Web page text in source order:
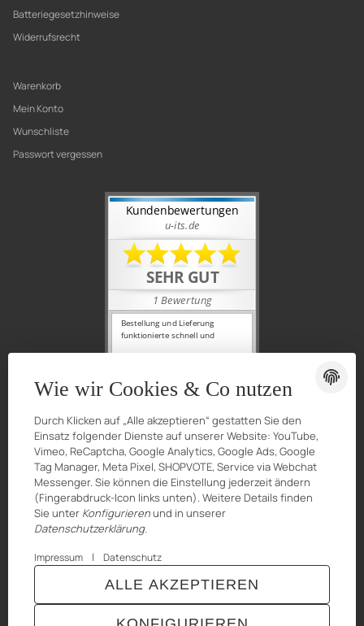
Batteriegesetzhinweise
Widerrufsrecht
Warenkorb
Mein Konto
Wunschliste
Passwort vergessen
* Alle Preise inkl. gesetzlicher USt., zzgl.Versand
Wie wir Cookies & Co nutzen
Durch Klicken auf „Alle akzeptieren“ gestatten Sie den
Einsatz folgender Dienste auf unserer Website: YouTube,
Vimeo, ReCaptcha, Google Analytics, Google Ads, Google
Tag Manager, Meta Pixel, SHOPVOTE, Service via Webchat
Messenger. Sie können die Einstellung jederzeit ändern
(Fingerabdruck-Icon links unten). Weitere Details finden
Sie unter Konfigurierenund in unserer
Datenschutzerklärung.
Impressum | Datenschutz
ALLE AKZEPTIEREN